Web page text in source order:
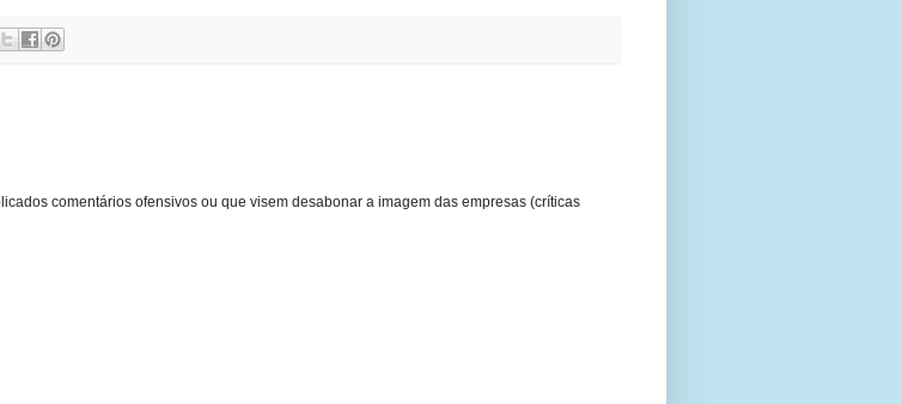
comentários ofensivos ou que visem desabonar a imagem das empresas (críticas